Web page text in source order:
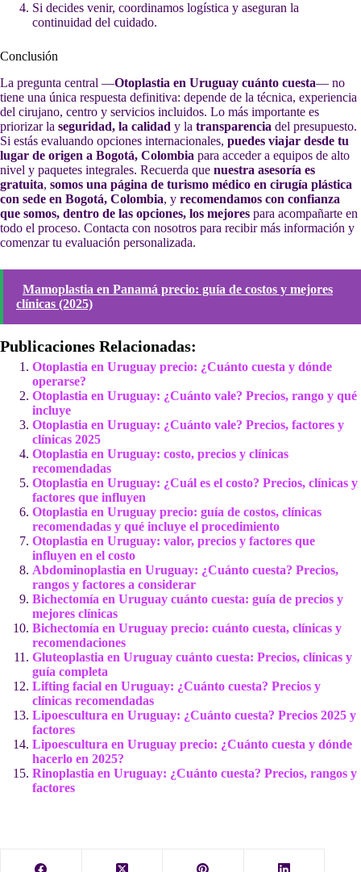
Si decides venir, coordinamos logística y aseguran la
continuidad del cuidado.
Conclusión
La pregunta central —Otoplastia en Uruguay cuánto cuesta— no
tiene una única respuesta definitiva: depende de la técnica, experiencia
del cirujano, centro y servicios incluidos. Lo más importante es
priorizar la seguridad, la calidad y la transparencia del presupuesto.
Si estás evaluando opciones internacionales, puedes viajar desde tu
lugar de origen a Bogotá, Colombia para acceder a equipos de alto
nivel y paquetes integrales. Recuerda que nuestra asesoría es
gratuita, somos una página de turismo médico en cirugía plástica
con sede en Bogotá, Colombia, y recomendamos con confianza
que somos, dentro de las opciones, los mejores para acompañarte en
todo el proceso. Contacta con nosotros para recibir más información y
comenzar tu evaluación personalizada.
Mamoplastia en Panamá precio: guía de costos y mejores
clínicas (2025)
Publicaciones Relacionadas:
Otoplastia en Uruguay precio: ¿Cuánto cuesta y dónde
operarse?
Otoplastia en Uruguay: ¿Cuánto vale? Precios, rango y qué
incluye
Otoplastia en Uruguay: ¿Cuánto vale? Precios, factores y
clínicas 2025
Otoplastia en Uruguay: costo, precios y clínicas
recomendadas
Otoplastia en Uruguay: ¿Cuál es el costo? Precios, clínicas y
factores que influyen
Otoplastia en Uruguay precio: guía de costos, clínicas
recomendadas y qué incluye el procedimiento
Otoplastia en Uruguay: valor, precios y factores que
influyen en el costo
Abdominoplastia en Uruguay: ¿Cuánto cuesta? Precios,
rangos y factores a considerar
Bichectomía en Uruguay cuánto cuesta: guía de precios y
mejores clínicas
Bichectomía en Uruguay precio: cuánto cuesta, clínicas y
recomendaciones
Gluteoplastia en Uruguay cuánto cuesta: Precios, clínicas y
guía completa
Lifting facial en Uruguay: ¿Cuánto cuesta? Precios y
clínicas recomendadas
Lipoescultura en Uruguay: ¿Cuánto cuesta? Precios 2025 y
factores
Lipoescultura en Uruguay precio: ¿Cuánto cuesta y dónde
hacerlo en 2025?
Rinoplastia en Uruguay: ¿Cuánto cuesta? Precios, rangos y
factores